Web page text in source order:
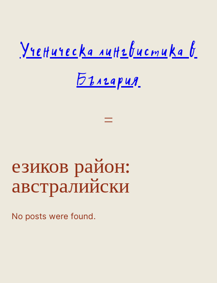
Ученическа лингвистика в
България
езиков район:
австралийски
No posts were found.